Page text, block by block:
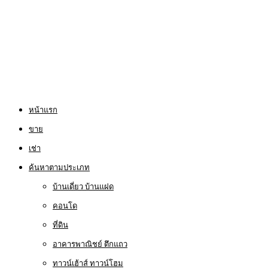
หน้าแรก
ขาย
เช่า
ค้นหาตามประเภท
บ้านเดี่ยว บ้านแฝด
คอนโด
ที่ดิน
อาคารพาณิชย์ ตึกแถว
ทาวน์เฮ้าส์ ทาวน์โฮม